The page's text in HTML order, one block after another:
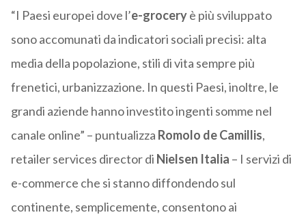
“I Paesi europei dove l’e-groceryè più sviluppato
sono accomunati da indicatori sociali precisi: alta
media della popolazione, stili di vita sempre più
frenetici, urbanizzazione. In questi Paesi, inoltre, le
grandi aziende hanno investito ingenti somme nel
canale online” – puntualizza Romolo de Camillis,
retailer services director di Nielsen Italia – I servizi di
e-commerce che si stanno diffondendo sul
continente, semplicemente, consentono ai